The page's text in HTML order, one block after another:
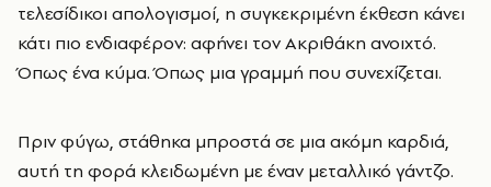
τελεσίδικοι απολογισμοί, η συγκεκριμένη έκθεση κάνει
κάτι πιο ενδιαφέρον: αφήνει τον Ακριθάκη ανοιχτό.
Όπως ένα κύμα. Όπως μια γραμμή που συνεχίζεται.
Πριν φύγω, στάθηκα μπροστά σε μια ακόμη καρδιά,
αυτή τη φορά κλειδωμένη με έναν μεταλλικό γάντζο.